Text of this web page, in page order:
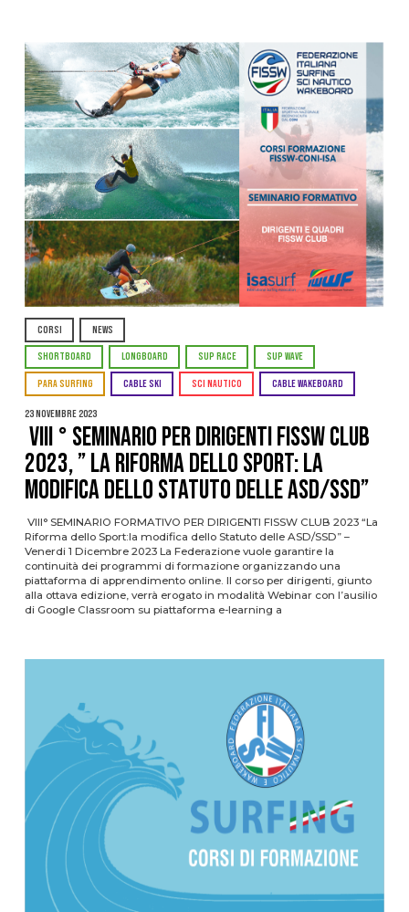
CORSI NEWS
SHORTBOARD LONGBOARD SUP RACE SUP WAVE
PARA SURFING CABLE SKI SCI NAUTICO CABLE WAKEBOARD
23 Novembre 2023
VIII ° SEMINARIO PER DIRIGENTI FISSW CLUB
2023, ” LA RIFORMA DELLO SPORT: la
modifica dello Statuto delle ASD/SSD”
VIII° SEMINARIO FORMATIVO PER DIRIGENTI FISSW CLUB 2023 “La
Riforma dello Sport:la modifica dello Statuto delle ASD/SSD” –
Venerdi 1 Dicembre 2023 La Federazione vuole garantire la
continuità dei programmi di formazione organizzando una
piattaforma di apprendimento online. Il corso per dirigenti, giunto
alla ottava edizione, verrà erogato in modalità Webinar con l’ausilio
di Google Classroom su piattaforma e-learning a